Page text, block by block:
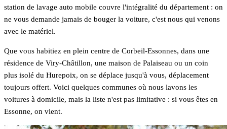
station de lavage auto mobile couvre l'intégralité du département : on
ne vous demande jamais de bouger la voiture, c'est nous qui venons
avec le matériel.
Que vous habitiez en plein centre de Corbeil-Essonnes, dans une
résidence de Viry-Châtillon, une maison de Palaiseau ou un coin
plus isolé du Hurepoix, on se déplace jusqu'à vous, déplacement
toujours offert. Voici quelques communes où nous lavons les
voitures à domicile, mais la liste n'est pas limitative : si vous êtes en
Essonne, on vient.